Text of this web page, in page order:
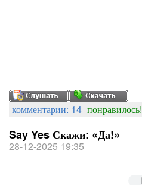
комментарии: 14 понравилось!
Say Yes Скажи: «Да!»
28-12-2025 19:35